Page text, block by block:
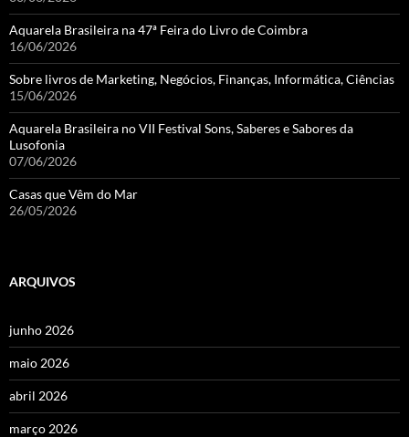
Aquarela Brasileira na 47ª Feira do Livro de Coimbra
16/06/2026
Sobre livros de Marketing, Negócios, Finanças, Informática, Ciências
15/06/2026
Aquarela Brasileira no VII Festival Sons, Saberes e Sabores da
Lusofonia
07/06/2026
Casas que Vêm do Mar
26/05/2026
ARQUIVOS
junho 2026
maio 2026
abril 2026
março 2026